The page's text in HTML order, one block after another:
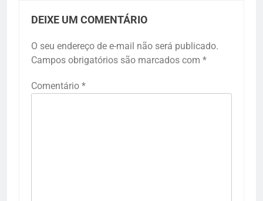
DEIXE UM COMENTÁRIO
O seu endereço de e-mail não será publicado.
Campos obrigatórios são marcados com *
Comentário *